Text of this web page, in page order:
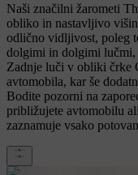
Naši značilni žarometi
obliko in nastavljivo
odlično vidljivost, poleg
dolgimi in dolgimi lučmi,
Zadnje luči v obliki črke
avtomobila, kar še
Bodite pozorni na
približujete avtomobilu
zaznamuje vsako